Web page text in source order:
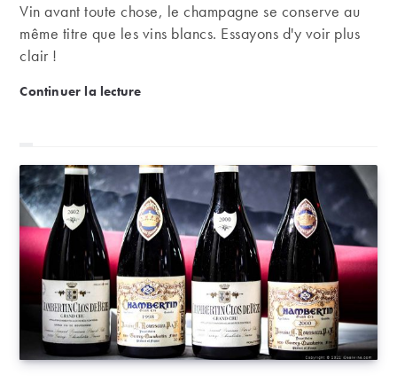
Vin avant toute chose, le champagne se conserve au
même titre que les vins blancs. Essayons d'y voir plus
clair !
Continuer la lectureLe champagne peut-il se conserver ?